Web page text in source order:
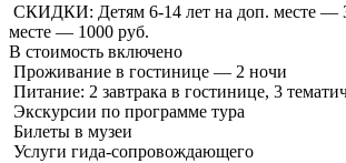
СКИДКИ: Детям 6-14 лет на доп. месте —
месте — 1000 руб.
В стоимость включено
Проживание в гостинице — 2 ночи
Питание: 2 завтрака в гостинице, 3
Экскурсии по программе тура
Билеты в музеи
Услуги гида-сопровождающего